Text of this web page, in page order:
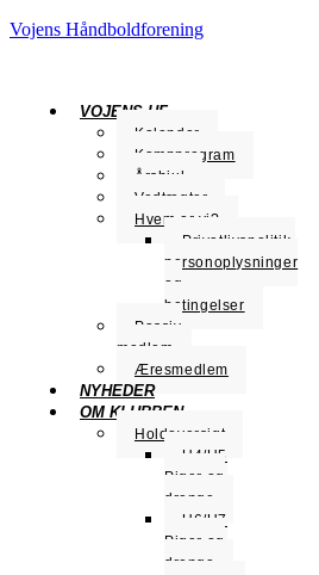
Vojens Håndboldforening
VOJENS HF
Kalender
Kampprogram
Årshjul
Vedtægter
Hvem er vi?
Privatlivspolitik,
personoplysninger
og
betingelser
Passiv
medlem
Æresmedlem
NYHEDER
OM KLUBBEN
Holdoversigt
U4/U5
Piger og
drenge
U6/U7
Piger og
drenge